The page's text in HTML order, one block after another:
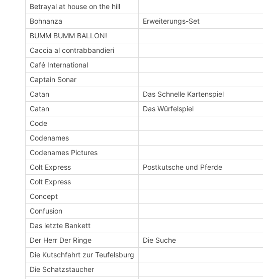
Betrayal at house on the hill
Bohnanza
Erweiterungs-Set
BUMM BUMM BALLON!
Caccia al contrabbandieri
Café International
Captain Sonar
Catan
Das Schnelle Kartenspiel
Catan
Das Würfelspiel
Code
Codenames
Codenames Pictures
Colt Express
Postkutsche und Pferde
Colt Express
Concept
Confusion
Das letzte Bankett
Der Herr Der Ringe
Die Suche
Die Kutschfahrt zur Teufelsburg
Die Schatzstaucher